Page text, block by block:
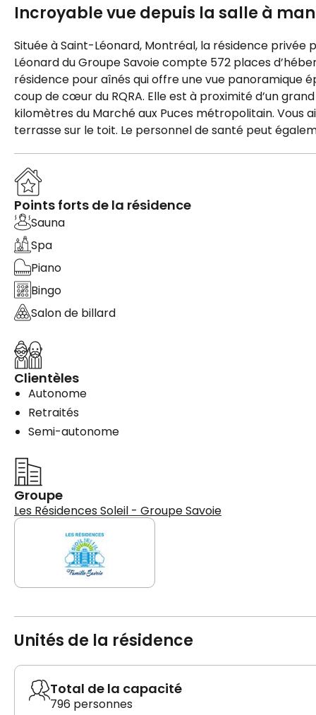
Incroyable vue depuis la salle à
Située à Saint-Léonard, Montréal, la résidence privée
Léonard du Groupe Savoie compte 572 places
résidence pour aînés qui offre une vue panoramique
coup de cœur du RQRA. Elle est à proximité d’un
kilomètres du Marché aux Puces métropolitain.
terrasse sur le toit. Le personnel de santé peut
Points forts de la résidence
Sauna
Spa
Piano
Bingo
Salon de billard
Clientèles
Autonome
Retraités
Semi-autonome
Groupe
Les Résidences Soleil - Groupe Savoie
Unités de la résidence
Total de la capacité
796 personnes